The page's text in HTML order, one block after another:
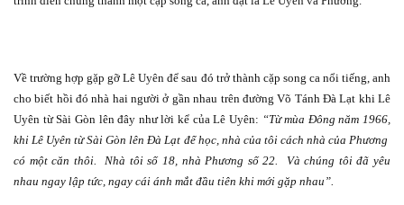
Về trường hợp gặp gỡ Lê Uyên để sau đó trở thành cặp song ca nổi tiếng, anh
cho biết hồi đó nhà hai người ở gần nhau trên đường Võ Tánh Đà Lạt khi Lê
Uyên từ Sài Gòn lên đây như lời kể của Lê Uyên: “Từ mùa Đông năm 1966,
khi Lê Uyên từ Sài Gòn lên Đà Lạt để học, nhà của tôi cách nhà của Phương
có một căn thôi.
Nhà tôi số 18, nhà Phương số 22.
Và chúng tôi đã yêu
nhau ngay lập tức, ngay cái ánh mắt đầu tiên khi mới gặp nhau”.